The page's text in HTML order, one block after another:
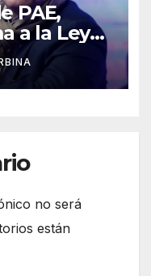
PAE,
a la Ley
para
de
no será
están